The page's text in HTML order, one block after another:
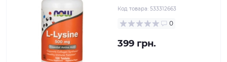
Код товара: 533312663
0
399 грн.